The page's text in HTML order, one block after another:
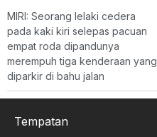
MIRI: Seorang lelaki cedera
pada kaki kiri selepas pacuan
empat roda dipandunya
merempuh tiga kenderaan yang
diparkir di bahu jalan
Tempatan